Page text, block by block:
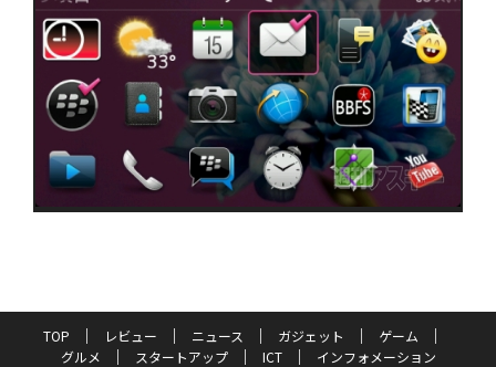
TOP レビュー ニュース ガジェット
ゲーム
グルメ
スタートアップ ICT
インフォメーション